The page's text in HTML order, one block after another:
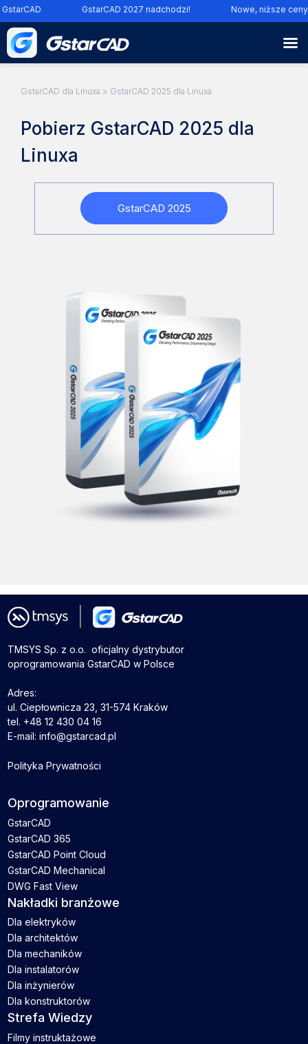
GstarCAD 2027 nadchodzi! Nowe, niższe ceny
GstarCAD dla Linuxa > GstarCAD 2025 dla Linuxa
Pobierz GstarCAD 2025 dla
Linuxa
GstarCAD 2025
TMSYS Sp. z o.o. ­ oficjalny dystrybutor
oprogramowania GstarCAD w Polsce
Adres:
ul. Ciepłownicza 23, 31-574 Kraków
tel. +48 12 430 04 16
E-mail: info@gstarcad.pl
Polityka Prywatności
Oprogramowanie
GstarCAD
GstarCAD 365
GstarCAD Point Cloud
GstarCAD Mechanical
DWG Fast View
Nakładki branżowe
Dla elektryków
Dla architektów
Dla mechaników
Dla instalatorów
Dla inżynierów
Dla konstruktorów
Strefa Wiedzy
Filmy instruktażowe